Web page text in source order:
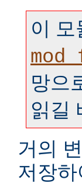
이
망으
읽길
거의
저장